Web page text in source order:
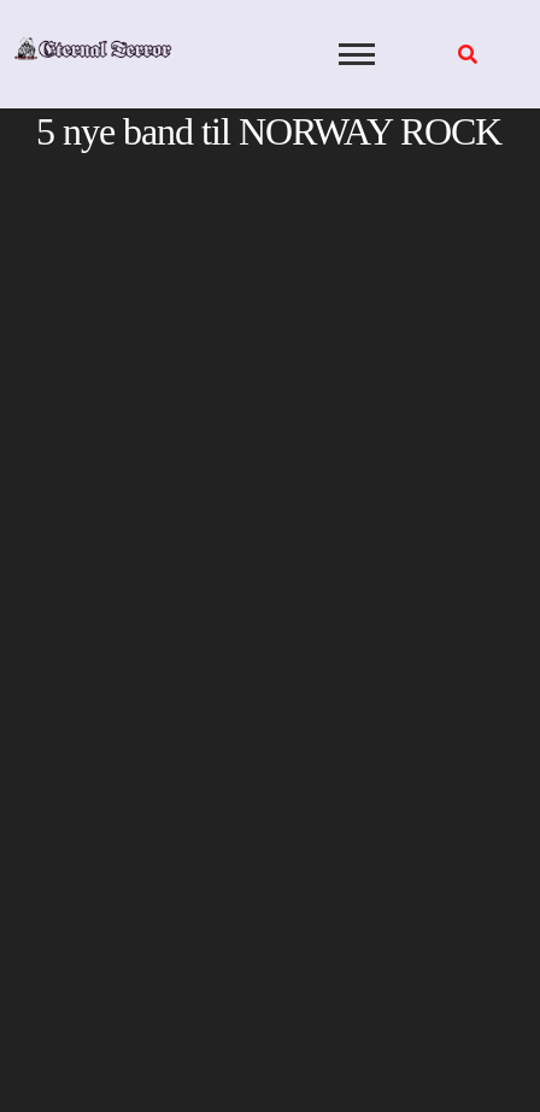
5 nye band til NORWAY ROCK